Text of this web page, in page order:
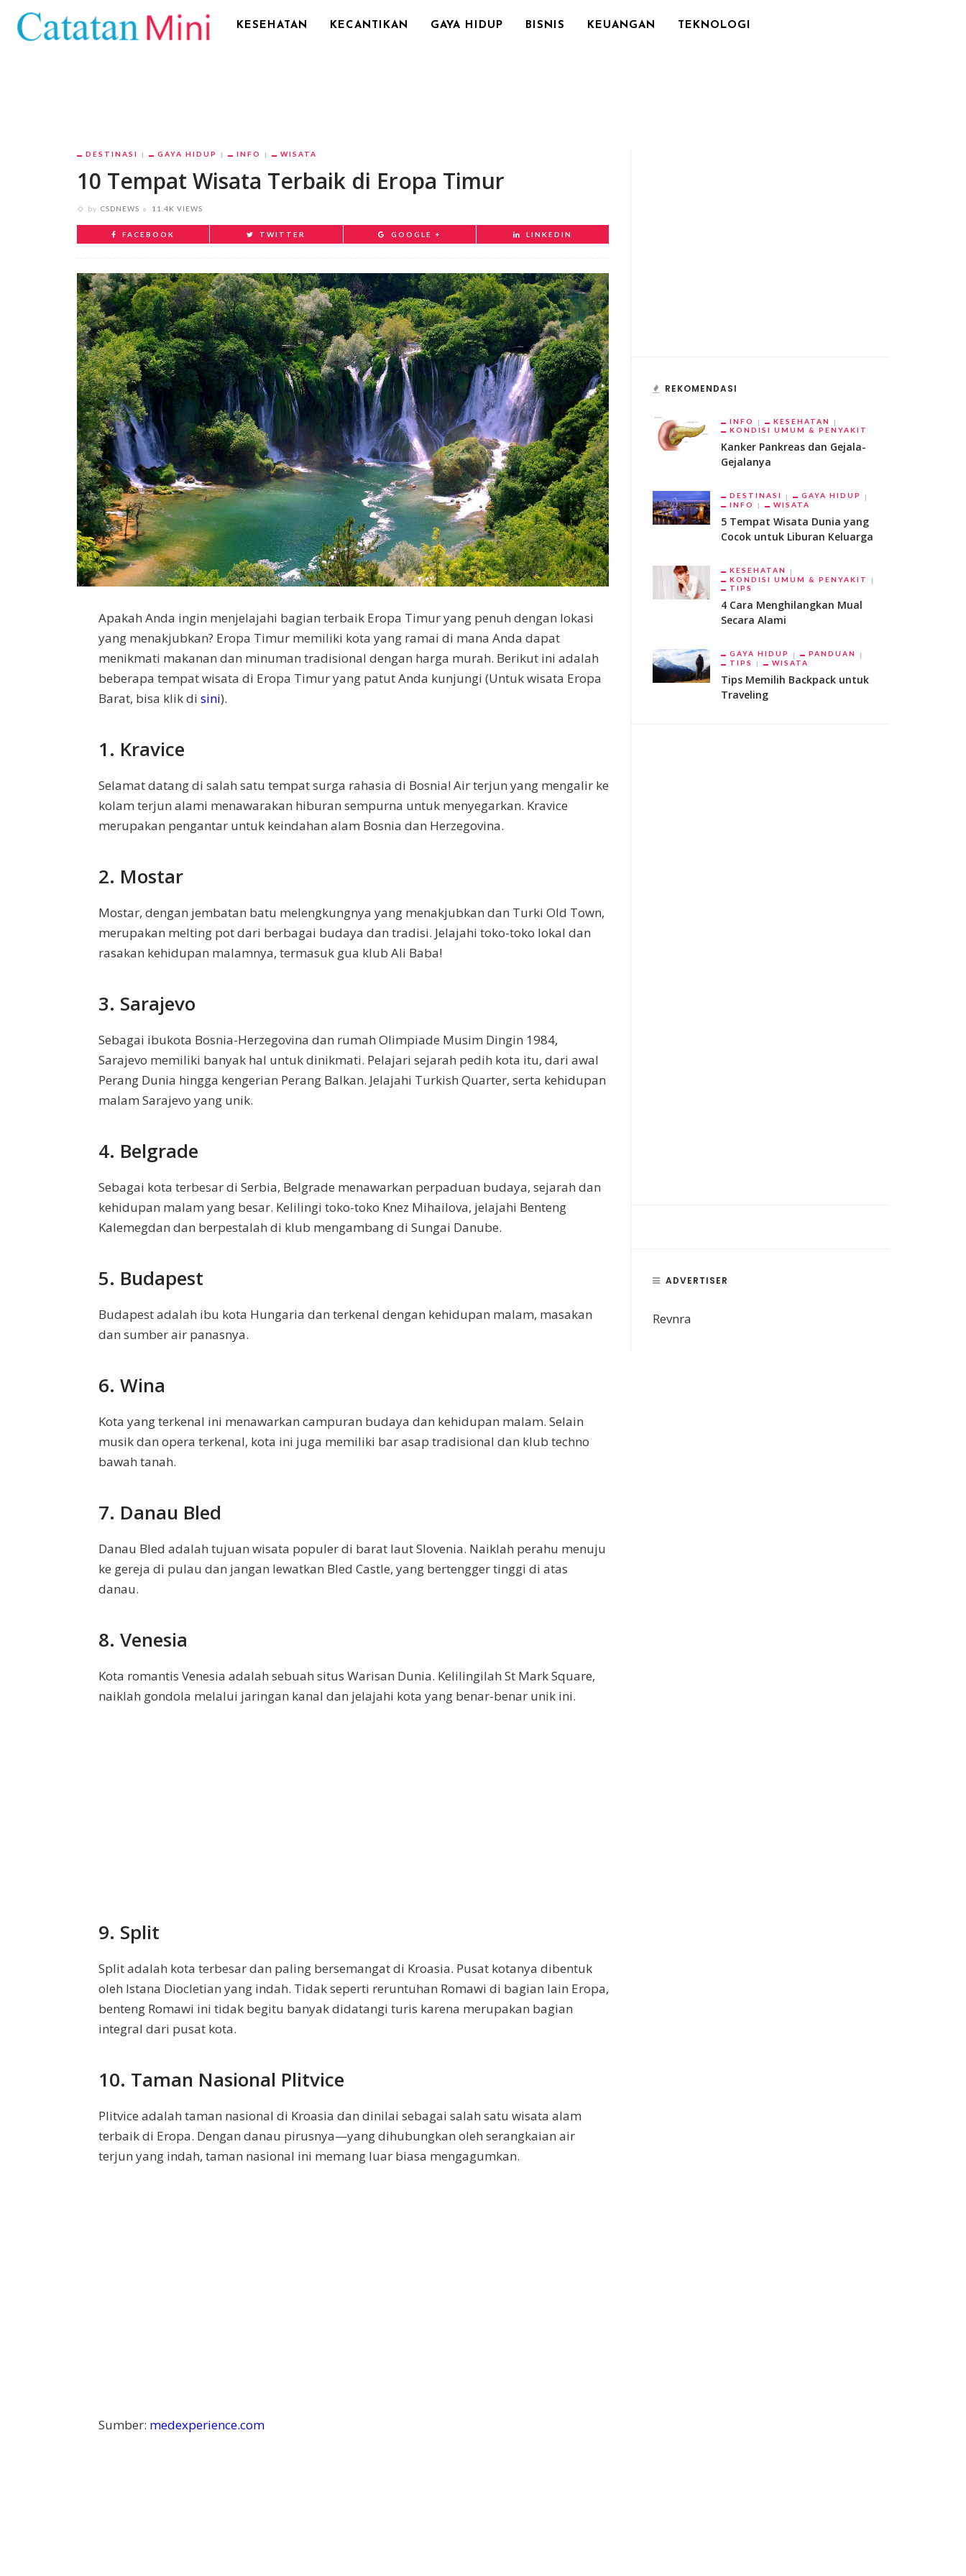
KESEHATAN KECANTIKAN GAYA HIDUP BISNIS KEUANGAN TEKNOLOGI
DESTINASI GAYA HIDUP INFO WISATA
10 Tempat Wisata Terbaik di Eropa Timur
by CSDNEWS 11.4K VIEWS
FACEBOOK TWITTER GOOGLE + LINKEDIN
Apakah Anda ingin menjelajahi bagian terbaik Eropa Timur yang penuh dengan lokasi
yang menakjubkan? Eropa Timur memiliki kota yang ramai di mana Anda dapat
menikmati makanan dan minuman tradisional dengan harga murah. Berikut ini adalah
beberapa tempat wisata di Eropa Timur yang patut Anda kunjungi (Untuk wisata Eropa
Barat, bisa klik di sini).
1. Kravice
Selamat datang di salah satu tempat surga rahasia di Bosnia! Air terjun yang mengalir ke
kolam terjun alami menawarakan hiburan sempurna untuk menyegarkan. Kravice
merupakan pengantar untuk keindahan alam Bosnia dan Herzegovina.
2. Mostar
Mostar, dengan jembatan batu melengkungnya yang menakjubkan dan Turki Old Town,
merupakan melting pot dari berbagai budaya dan tradisi. Jelajahi toko-toko lokal dan
rasakan kehidupan malamnya, termasuk gua klub Ali Baba!
3. Sarajevo
Sebagai ibukota Bosnia-Herzegovina dan rumah Olimpiade Musim Dingin 1984,
Sarajevo memiliki banyak hal untuk dinikmati. Pelajari sejarah pedih kota itu, dari awal
Perang Dunia hingga kengerian Perang Balkan. Jelajahi Turkish Quarter, serta kehidupan
malam Sarajevo yang unik.
4. Belgrade
Sebagai kota terbesar di Serbia, Belgrade menawarkan perpaduan budaya, sejarah dan
kehidupan malam yang besar. Kelilingi toko-toko Knez Mihailova, jelajahi Benteng
Kalemegdan dan berpestalah di klub mengambang di Sungai Danube.
5. Budapest
Budapest adalah ibu kota Hungaria dan terkenal dengan kehidupan malam, masakan
dan sumber air panasnya.
6. Wina
Kota yang terkenal ini menawarkan campuran budaya dan kehidupan malam. Selain
musik dan opera terkenal, kota ini juga memiliki bar asap tradisional dan klub techno
bawah tanah.
7. Danau Bled
Danau Bled adalah tujuan wisata populer di barat laut Slovenia. Naiklah perahu menuju
ke gereja di pulau dan jangan lewatkan Bled Castle, yang bertengger tinggi di atas
danau.
8. Venesia
Kota romantis Venesia adalah sebuah situs Warisan Dunia. Kelilingilah St Mark Square,
naiklah gondola melalui jaringan kanal dan jelajahi kota yang benar-benar unik ini.
9. Split
Split adalah kota terbesar dan paling bersemangat di Kroasia. Pusat kotanya dibentuk
oleh Istana Diocletian yang indah. Tidak seperti reruntuhan Romawi di bagian lain Eropa,
benteng Romawi ini tidak begitu banyak didatangi turis karena merupakan bagian
integral dari pusat kota.
10. Taman Nasional Plitvice
Plitvice adalah taman nasional di Kroasia dan dinilai sebagai salah satu wisata alam
terbaik di Eropa. Dengan danau pirusnya—yang dihubungkan oleh serangkaian air
terjun yang indah, taman nasional ini memang luar biasa mengagumkan.
Sumber: medexperience.com
REKOMENDASI
INFO
KESEHATAN
KONDISI UMUM & PENYAKIT
Kanker Pankreas dan Gejala-
Gejalanya
DESTINASI
GAYA HIDUP
INFO
WISATA
5 Tempat Wisata Dunia yang
Cocok untuk Liburan Keluarga
KESEHATAN
KONDISI UMUM & PENYAKIT
TIPS
4 Cara Menghilangkan Mual
Secara Alami
GAYA HIDUP
PANDUAN
TIPS
WISATA
Tips Memilih Backpack untuk
Traveling
ADVERTISER
Revnra